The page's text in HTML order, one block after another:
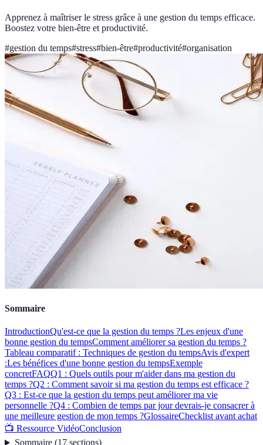
Apprenez à maîtriser le stress grâce à une gestion du temps efficace.
Boostez votre bien-être et productivité.
#gestion du temps#stress#bien-être#productivité#organisation
Sommaire
IntroductionQu'est-ce que la gestion du temps ?Les enjeux d'une
bonne gestion du tempsComment améliorer sa gestion du temps ?
Tableau comparatif : Techniques de gestion du tempsAvis d'expert
:Les bénéfices d'une bonne gestion du tempsExemple
concretFAQQ1 : Quels outils pour m'aider dans ma gestion du
temps ?Q2 : Comment savoir si ma gestion du temps est efficace ?
Q3 : Est-ce que la gestion du temps peut améliorer ma vie
personnelle ?Q4 : Combien de temps par jour devrais-je consacrer à
une meilleure gestion de mon temps ?GlossaireChecklist avant achat
📺 Ressource VidéoConclusion
Sommaire(17 sections)